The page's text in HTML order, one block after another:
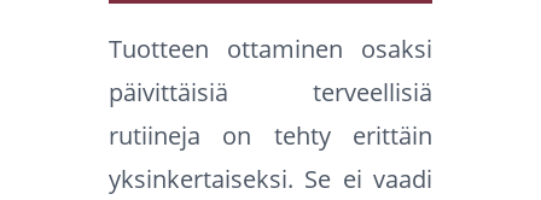
Tuotteen ottaminen osaksi
päivittäisiä terveellisiä
rutiineja on tehty erittäin
yksinkertaiseksi. Se ei vaadi